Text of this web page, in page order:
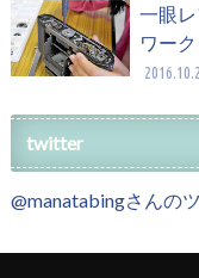
一眼
ワー
twitter
@manatabingさんの